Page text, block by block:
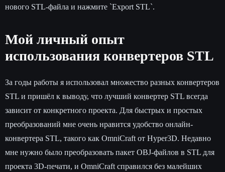
нового STL-файла и нажмите `Export STL`.
Мой личный опыт
использования конвертеров STL
За годы работы я использовал множество разных конвертеров
STL и пришёл к выводу, что лучший конвертер STL всегда
зависит от конкретного проекта. Для быстрых и простых
преобразований мне очень нравится удобство онлайн-
конвертера STL, такого как OmniCraft от Hyper3D. Недавно
мне нужно было преобразовать пакет OBJ-файлов в STL для
проекта 3D-печати, и OmniCraft справился без малейших